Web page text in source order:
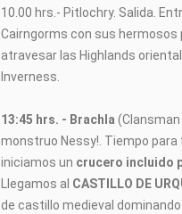
10.00 hrs.- Pitlochry. Salida.
Cairngorms con sus hermosos
atravesar las Highlands
Inverness.
13:45 hrs. - Brachla (Clansman
monstruo Nessy!. Tiempo
iniciamos un crucero incluido
Llegamos al CASTILLO DE
de castillo medieval dominando